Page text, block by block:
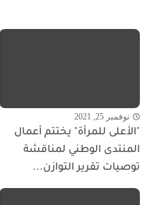
نوفمبر 25, 2021
"الأعلى للمرأة" يختتم أعمال
المنتدى الوطني لمناقشة
توصيات تقرير التوازن...